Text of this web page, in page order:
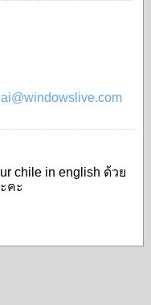
chile in english ด้วย
คะ